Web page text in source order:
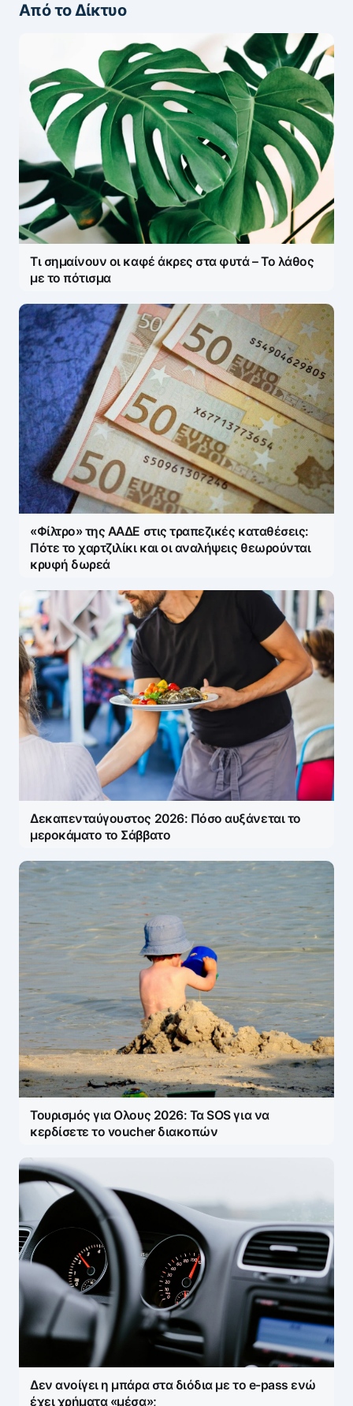
ΖΩΝΤΑΝΆ ΣΧΌΛΙΑ
Πάρτε μέρος στη συζήτηση — το σχόλιό σας
ελέγχεται άμεσα από AI (Ελληνικά & Αγγλικά).
ΠΡΟΣΤΑΣΊΑ AI
Η ηλ. διεύθυνση σας δεν δημοσιεύεται. Τα
υποχρεωτικά πεδία σημειώνονται με*
Message*
Name*
E-mail*
Save my name and e-mail in this browser for the
next time I comment.
Από το Δίκτυο
Τι σημαίνουν οι καφέ άκρες στα φυτά – Το λάθος
με το πότισμα
«Φίλτρο» της ΑΑΔΕ στις τραπεζικές καταθέσεις:
Πότε το χαρτζιλίκι και οι αναλήψεις θεωρούνται
κρυφή δωρεά
Δεκαπενταύγουστος 2026: Πόσο αυξάνεται το
μεροκάματο το Σάββατο
Τουρισμός για Ολους 2026: Τα SOS για να
κερδίσετε το voucher διακοπών
Δεν ανοίγει η μπάρα στα διόδια με το e-pass ενώ
έχει χρήματα «μέσα»;